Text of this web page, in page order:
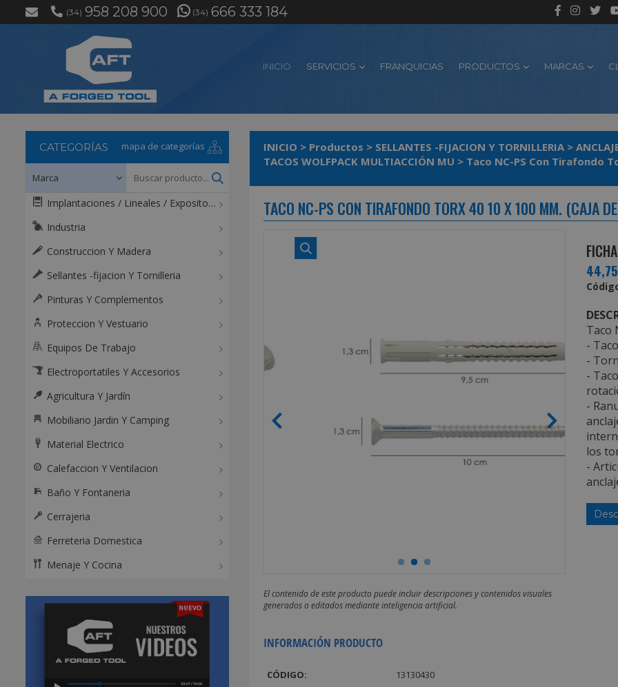
(34) 958 208 900 (34) 666 333 184
INICIO SERVICIOS FRANQUICIAS PRODUCTOS MARCAS
INICIO > Productos > SELLANTES -FIJACION Y TORNILLERIA >
TACOS WOLFPACK MULTIACCIÓN MU > Taco NC-PS Con Tirafondo
TACO NC-PS CON TIRAFONDO TORX 40 10 X 100 MM. (CAJA
El contenido de este producto puede incluir descripciones y contenidos visuales
generados o editados mediante inteligencia artificial.
INFORMACIÓN PRODUCTO
CÓDIGO:
13130430
Taco
-
-
-
-
los
-
CATEGORÍAS mapa de categorías
Implantaciones / Lineales / Expositores / Mostradores
Industria
Construccion Y Madera
Sellantes -fijacion Y Tornilleria
Pinturas Y Complementos
Proteccion Y Vestuario
Equipos De Trabajo
Electroportatiles Y Accesorios
Agricultura Y Jardín
Mobiliario Jardin Y Camping
Material Electrico
Calefaccion Y Ventilacion
Baño Y Fontaneria
Cerrajeria
Ferreteria Domestica
Menaje Y Cocina